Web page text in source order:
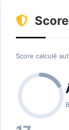
Score calculé